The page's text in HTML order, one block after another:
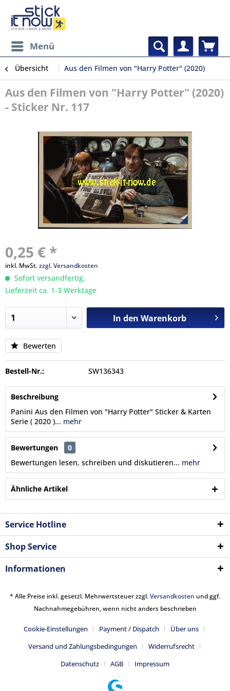
Menü
Übersicht Aus den Filmen von "Harry Potter" (2020)
Aus den Filmen von "Harry Potter" (2020)
- Sticker Nr. 117
0,25 € *
inkl. MwSt.zzgl. Versandkosten
Sofort versandfertig,
Lieferzeit ca. 1-3 Werktage
In den Warenkorb
Bewerten
Bestell-Nr.: SW136343
Beschreibung
Panini Aus den Filmen von "Harry Potter" Sticker & Karten
Serie ( 2020 )... mehr
Bewertungen
0
Bewertungen lesen, schreiben und diskutieren... mehr
Ähnliche Artikel
Service Hotline
Shop Service
Informationen
* Alle Preise inkl. gesetzl. Mehrwertsteuer zzgl.Versandkosten und ggf.
Nachnahmegebühren, wenn nicht anders beschrieben
Cookie-Einstellungen Payment / Dispatch
Über uns
Versand und Zahlungsbedingungen
Widerrufsrecht
Datenschutz
AGB Impressum